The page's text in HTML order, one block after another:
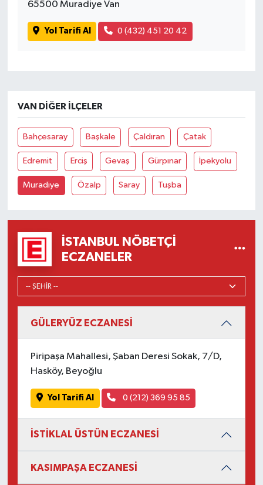
65500 Muradiye Van
Yol Tarifi Al 0 (432) 451 20 42
VAN DIĞER İLÇELER
Bahçesaray Başkale Çaldıran Çatak
Edremit Erciş Gevaş Gürpınar İpekyolu
Muradiye Özalp Saray Tuşba
İSTANBUL NÖBETÇI
ECZANELER
GÜLERYÜZ ECZANESİ
Piripaşa Mahallesi, Şaban Deresi Sokak, 7/D,
Hasköy, Beyoğlu
Yol Tarifi Al 0 (212) 369 95 85
İSTİKLAL ÜSTÜN ECZANESİ
KASIMPAŞA ECZANESİ